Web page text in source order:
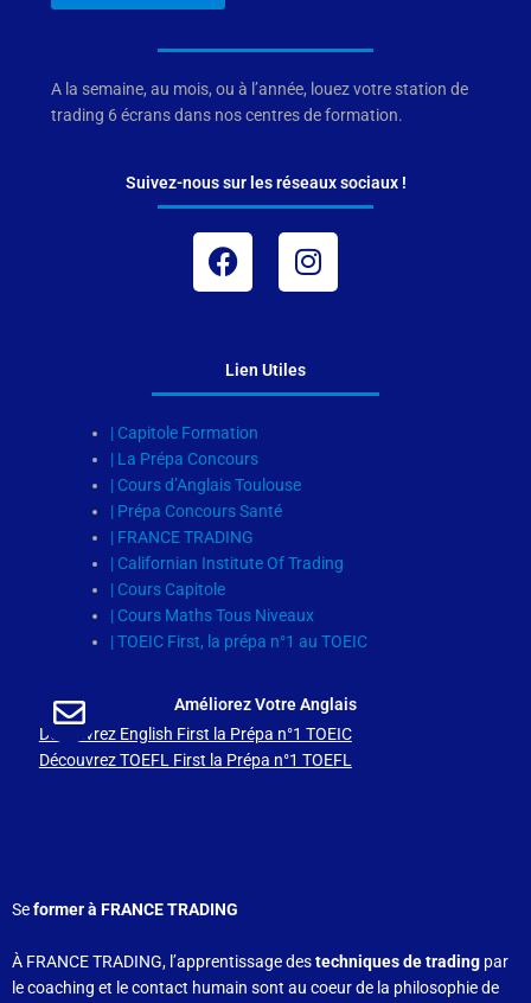
A la semaine, au mois, ou à l’année, louez votre station de
trading 6 écrans dans nos centres de formation.
Suivez-nous sur les réseaux sociaux !
FacebookInstagram
Lien Utiles
| Capitole Formation
| La Prépa Concours
| Cours d’Anglais Toulouse
| Prépa Concours Santé
| FRANCE TRADING
| Californian Institute Of Trading
| Cours Capitole
| Cours Maths Tous Niveaux
| TOEIC First, la prépa n°1 au TOEIC
Améliorez Votre Anglais
Découvrez English First la Prépa n°1 TOEIC
Découvrez TOEFL First la Prépa n°1 TOEFL
Seformer à FRANCE TRADING
À FRANCE TRADING, l’apprentissage destechniques de trading par
le coaching et le contact humain sont au coeur de la philosophie de